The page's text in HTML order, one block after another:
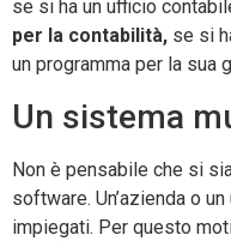
se si ha un ufficio
per la contabilità, se si
un programma per la sua
Un sistema
Non è pensabile che si
software. Un’azienda o
impiegati. Per questo